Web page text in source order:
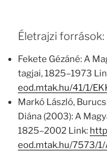
Életrajzi források:
Fekete Gézáné: A
tagjai, 1825–1973
eod.mtak.hu/41/1/
Markó László,
Diána (2003): A
1825–2002 Link:
eod.mtak.hu/7573/